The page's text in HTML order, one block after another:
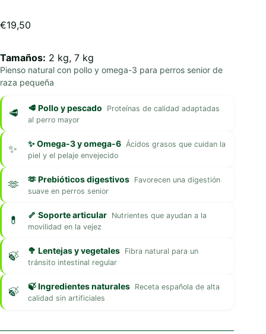
€19,50
Tamaños: 2 kg, 7 kg
Pienso natural con pollo y omega-3 para perros senior de
raza pequeña
🥩 Pollo y pescado
Proteínas de calidad adaptadas
al perro mayor
✨ Omega-3 y omega-6 Ácidos grasos que cuidan la
piel y el pelaje envejecido
🫶 Prebióticos digestivos Favorecen una digestión
suave en perros senior
🦴 Soporte articular Nutrientes que ayudan a la
movilidad en la vejez
🥦 Lentejas y vegetales Fibra natural para un
tránsito intestinal regular
🍃 Ingredientes naturales Receta española de alta
calidad sin artificiales